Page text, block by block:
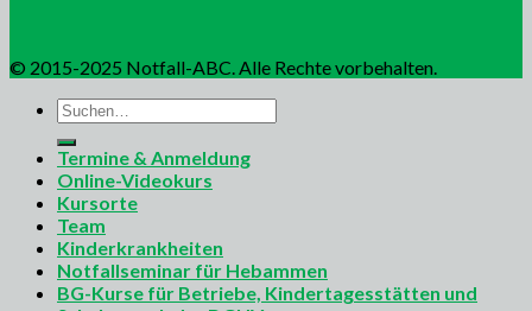
© 2015-2025 Notfall-ABC. Alle Rechte vorbehalten.
Suchen
nach:
Termine & Anmeldung
Online-Videokurs
Kursorte
Team
Kinderkrankheiten
Notfallseminar für Hebammen
BG-Kurse für Betriebe, Kindertagesstätten und